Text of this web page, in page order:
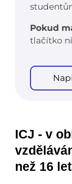
Pokud
tlačítko
ICJ - v
než 16